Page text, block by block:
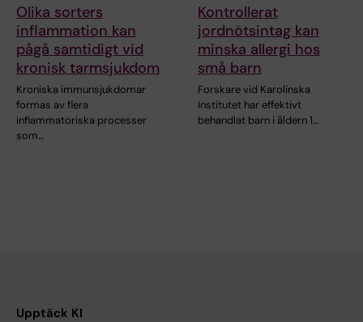
Olika sorters
inflammation kan
pågå samtidigt vid
kronisk tarmsjukdom
Kroniska immunsjukdomar
formas av flera
inflammatoriska processer
som…
Kontrollerat
jordnötsintag kan
minska allergi hos
små barn
Forskare vid Karolinska
Institutet har effektivt
behandlat barn i åldern 1…
Upptäck KI